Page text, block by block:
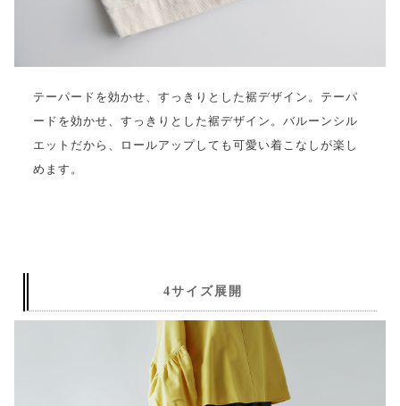
テーパードを効かせ、すっきりとした裾デザイン。テーパ
ードを効かせ、すっきりとした裾デザイン。バルーンシル
エットだから、ロールアップしても可愛い着こなしが楽し
めます。
4サイズ展開